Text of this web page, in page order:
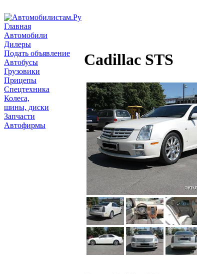
Главная
Автомобили
Дилеры
Подать объявление
Автобусы
Грузовики
Прицепы
Спецтехника
Колеса,
шины, диски
Запчасти
Автофирмы
Cadillac STS